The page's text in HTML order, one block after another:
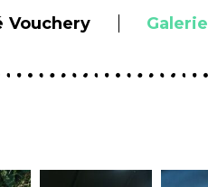
Vouchery Galerie